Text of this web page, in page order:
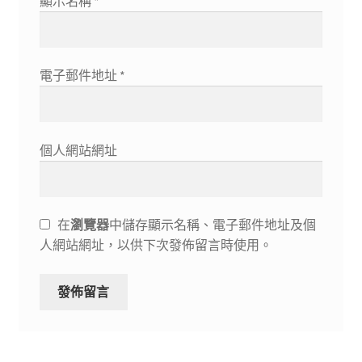
電子郵件地址 *
個人網站網址
在瀏覽器中儲存顯示名稱、電子郵件地址及個
人網站網址，以供下次發佈留言時使用。